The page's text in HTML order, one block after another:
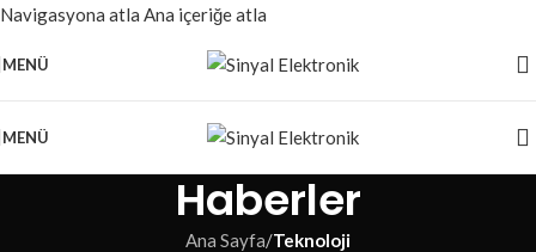
Navigasyona atla Ana içeriğe atla
MENÜ
MENÜ
Haberler
Ana Sayfa/Teknoloji